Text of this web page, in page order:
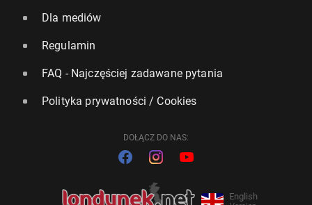
Dla mediów
Regulamin
FAQ - Najczęściej zadawane pytania
Polityka prywatności / Cookies
DOŁĄCZ DO NAS:
English